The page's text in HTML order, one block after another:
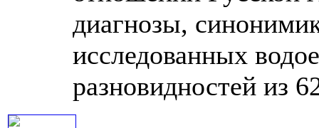
диагнозы,
исследованных
разновидностей из